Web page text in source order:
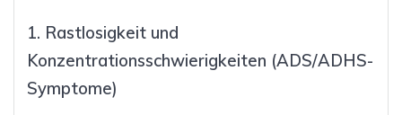
1. Rastlosigkeit und
Konzentrationsschwierigkeiten (ADS/ADHS-
Symptome)